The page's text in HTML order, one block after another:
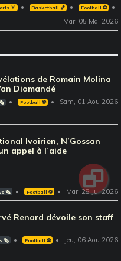
🏅 Basketball 🏀 Football ⚽️
Mar, 05 Mai 2026
de Romain Molina
Diomandé
🗞️ Football ⚽️ Sam, 01 Aou 2026
Ivoirien, N’Gossan
appel à l’aide
🗞️ Football ⚽️ Mar, 28 Jul 2026
Renard dévoile son staff
🗞️ Football ⚽️ Jeu, 06 Aou 2026